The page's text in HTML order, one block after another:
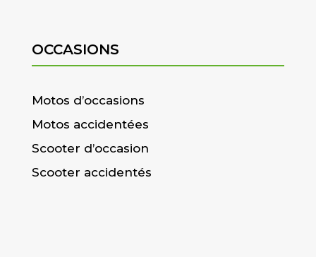
OCCASIONS
Motos d’occasions
Motos accidentées
Scooter d’occasion
Scooter accidentés